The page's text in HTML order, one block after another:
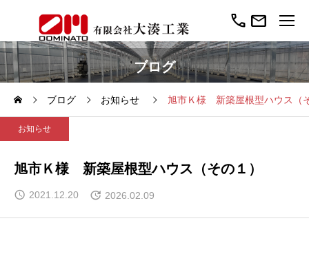
call mail
ブログ
ブログ お知らせ 旭市Ｋ様 新築屋根型ハウス（
お知らせ
旭市Ｋ様 新築屋根型ハウス（その１）
2021.12.20 2026.02.09